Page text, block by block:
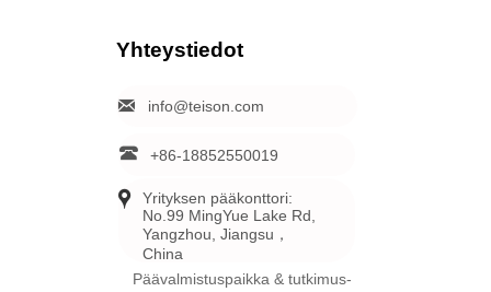
Yhteystiedot
 info@teison.com
 +86-18852550019

Yrityksen pääkonttori:
No.99 MingYue Lake Rd,
Yangzhou, Jiangsu，
China
Päävalmistuspaikka & tutkimus-